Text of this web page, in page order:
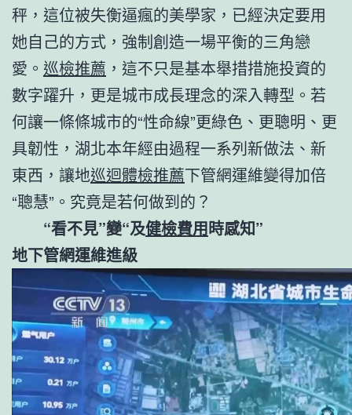
秤，這位被失衡逼瘋的美學家，已經決定要用
她自己的方式，強制創造一場平衡的三角戀
愛。 巡檢推薦 ，這不只是基本舉措措施投資的
數字躍升，更是城市成長理念的深入轉型。若
何讓一條條城市的“性命線”更綠色、更聰明、更
具韌性，湖北本年經由過程一系列新做法、新
東西，讓地巡迴體檢推薦下管網運維變得加倍
“聰慧”。究竟是若何做到的？
“看不見”變“及健檢費用時感知”
地下管網運維進級